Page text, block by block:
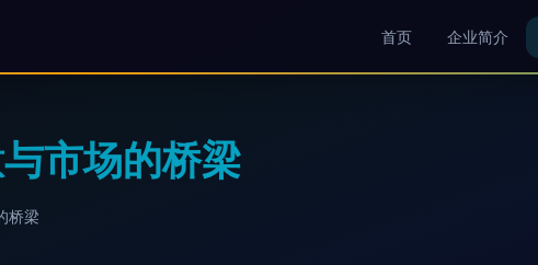
首页 企业简介
市场的桥梁
桥梁